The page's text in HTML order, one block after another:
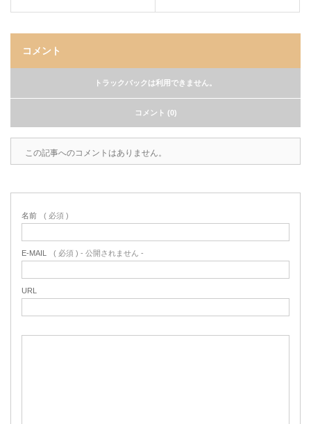
コメント
トラックバックは利用できません。
コメント (0)
この記事へのコメントはありません。
名前 ( 必須 )
E-MAIL ( 必須 ) - 公開されません -
URL